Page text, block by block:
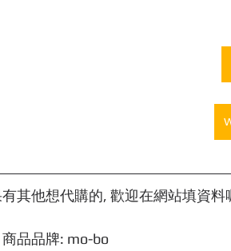
其他想代購的, 歡迎在網站填資料
商品品牌: mo-bo